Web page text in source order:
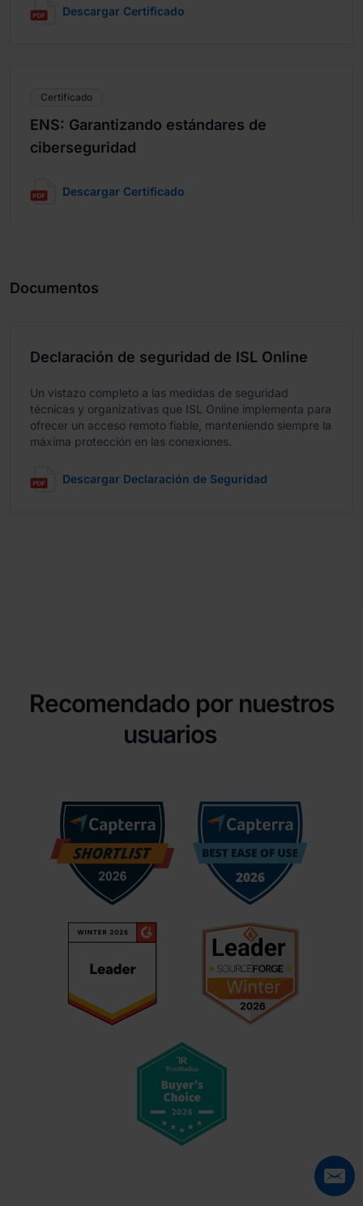
Descargar Certificado
Certificado
ENS: Garantizando estándares de
ciberseguridad
Descargar Certificado
Documentos
Declaración de seguridad de ISL Online
Un vistazo completo a las medidas de seguridad
técnicas y organizativas que ISL Online implementa para
ofrecer un acceso remoto fiable, manteniendo siempre la
máxima protección en las conexiones.
Descargar Declaración de Seguridad
Recomendado por nuestros
usuarios